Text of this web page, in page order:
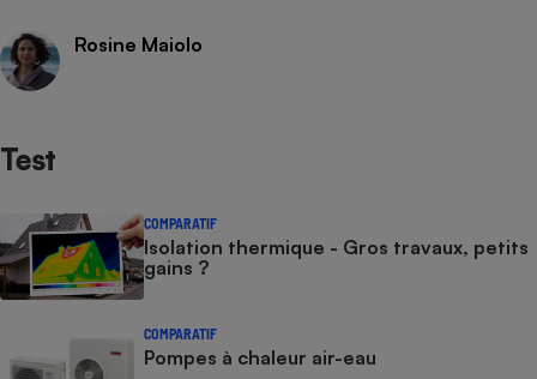
Rosine Maiolo
Test
COMPARATIF
Isolation thermique - Gros travaux, petits
gains ?
COMPARATIF
Pompes à chaleur air-eau